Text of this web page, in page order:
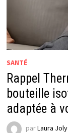
SANTÉ
Rappel
bouteille
adaptée à
parLaura Joly